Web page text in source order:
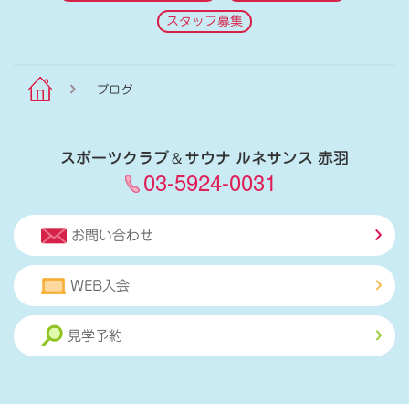
スタッフ募集
ブログ
スポーツクラブ＆サウナ ルネサンス 赤羽
03-5924-0031
お問い合わせ
WEB入会
見学予約